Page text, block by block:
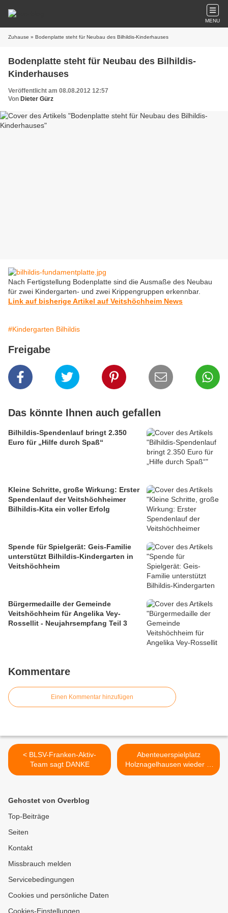
MENU
Zuhause » Bodenplatte steht für Neubau des Bilhildis-Kinderhauses
Bodenplatte steht für Neubau des Bilhildis-
Kinderhauses
Veröffentlicht am 08.08.2012 12:57
Von Dieter Gürz
Nach Fertigstellung Bodenplatte sind die Ausmaße des Neubau
für zwei Kindergarten- und zwei Krippengruppen erkennbar.
Link auf bisherige Artikel auf Veitshöchheim News
#Kindergarten Bilhildis
Freigabe
Das könnte Ihnen auch gefallen
Bilhildis-Spendenlauf bringt 2.350
Euro für „Hilfe durch Spaß“
Kleine Schritte, große Wirkung: Erster
Spendenlauf der Veitshöchheimer
Bilhildis-Kita ein voller Erfolg
Spende für Spielgerät: Geis-Familie
unterstützt Bilhildis-Kindergarten in
Veitshöchheim
Bürgermedaille der Gemeinde
Veitshöchheim für Angelika Vey-
Rossellit - Neujahrsempfang Teil 3
Kommentare
Einen Kommentar hinzufügen
< BLSV-Franken-Aktiv-
Team sagt DANKE
Abenteuerspielplatz
Holznagelhausen wieder in
Betrieb - Auf der Festwiese
Gehostet von Overblog
Top-Beiträge
Seiten
Kontakt
Missbrauch melden
Servicebedingungen
Cookies und persönliche Daten
Cookies-Einstellungen